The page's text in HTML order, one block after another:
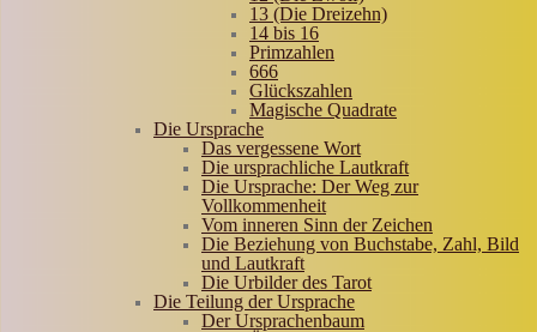
13 (Die Dreizehn)
14 bis 16
Primzahlen
666
Glückszahlen
Magische Quadrate
Die Ursprache
Das vergessene Wort
Die ursprachliche Lautkraft
Die Ursprache: Der Weg zur
Vollkommenheit
Vom inneren Sinn der Zeichen
Die Beziehung von Buchstabe, Zahl, Bild
und Lautkraft
Die Urbilder des Tarot
Die Teilung der Ursprache
Der Ursprachenbaum